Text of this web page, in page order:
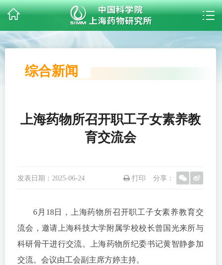
综合新闻
上海药物所召开职工子女素养教
育交流会
发表日期： 2025-06-24 分享：
打印
6月18日，上海药物所召开职工子女素养教育交
流会，邀请上海科技大学附属学校校长曾国光来所与
科研骨干进行交流。上海药物所纪委书记黄智静参加
交流。会议由工会副主席方婷主持。